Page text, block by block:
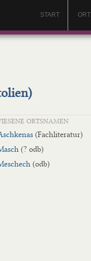
START
ORTSNAMEN
(Fachliteratur)
(? odb)
(odb)